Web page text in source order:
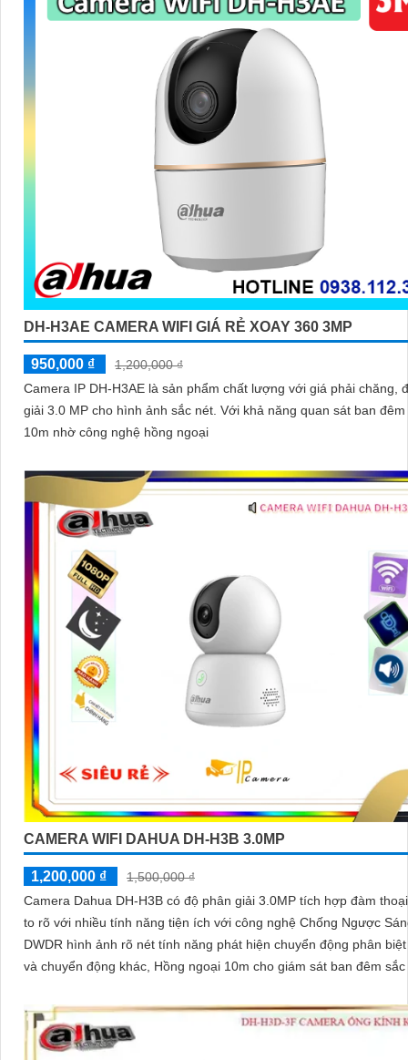
DH-H3AE CAMERA WIFI GIÁ RẺ XOAY 360 3MP
950,000 ₫
1,200,000 ₫
Camera IP DH-H3AE là sản phẩm chất lượng với giá phải chăng,
giải 3.0 MP cho hình ảnh sắc nét. Với khả năng quan sát ban đêm
10m nhờ công nghệ hồng ngoại
CAMERA WIFI DAHUA DH-H3B 3.0MP
1,200,000 ₫
1,500,000 ₫
Camera Dahua DH-H3B có độ phân giải 3.0MP tích hợp đàm
to rõ với nhiều tính năng tiện ích với công nghệ Chống Ngược
DWDR hình ảnh rõ nét tính năng phát hiện chuyển động phân
và chuyển động khác, Hồng ngoại 10m cho giám sát ban đêm